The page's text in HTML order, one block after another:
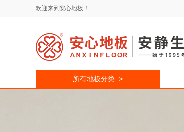
欢迎来到安心地板！
所有地板分类 >